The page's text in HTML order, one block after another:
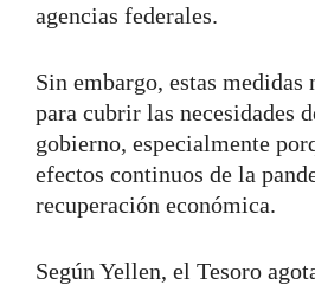
agencias federales.
Sin embargo, estas medidas
para cubrir las necesidades
gobierno, especialmente
efectos continuos de la
recuperación económica.
Según Yellen, el Tesoro